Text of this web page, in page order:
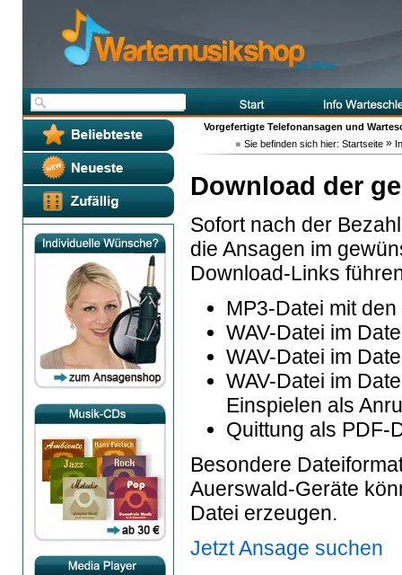
Vorgefertigte Telefonansagen und
Sie befinden sich hier: Startseite »
Download der
Sofort nach der
die Ansagen im
Download-Links
MP3-Datei mit
WAV-Datei im
WAV-Datei im
WAV-Datei im
Einspielen als
Quittung als PDF-
Besondere
Auerswald-Geräte
Datei erzeugen.
Jetzt Ansage suchen